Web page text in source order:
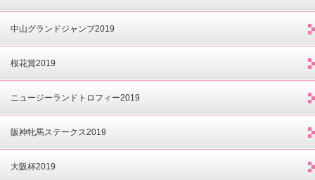
中山グランドジャンプ2019
桜花賞2019
ニュージーランドトロフィー2019
阪神牝馬ステークス2019
大阪杯2019